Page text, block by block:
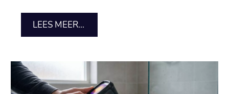
LEES MEER...